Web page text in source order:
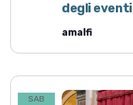
degli eventi
amalfi
SAB